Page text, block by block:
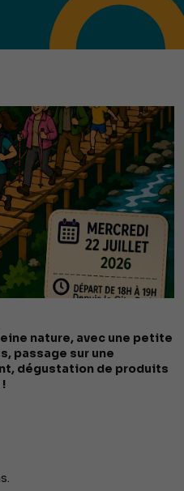
nature, avec une petite
passage sur une
dégustation de produits